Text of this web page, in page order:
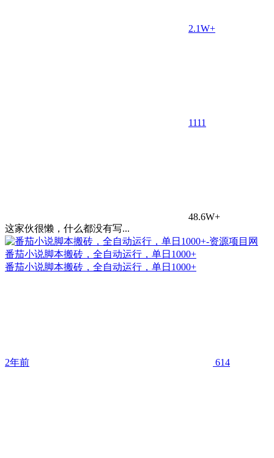
2.1W+
1111
48.6W+
这家伙很懒，什么都没有写...
番茄小说脚本搬砖，全自动运行，单日1000+
番茄小说脚本搬砖，全自动运行，单日1000+
2年前 614